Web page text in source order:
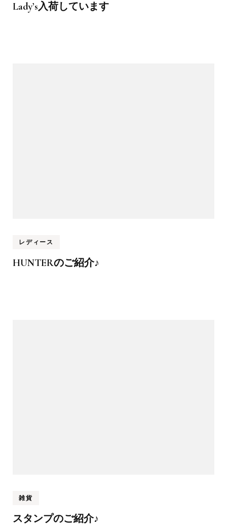
Lady’s入荷しています
レディース
HUNTERのご紹介♪
雑貨
スタンプのご紹介♪